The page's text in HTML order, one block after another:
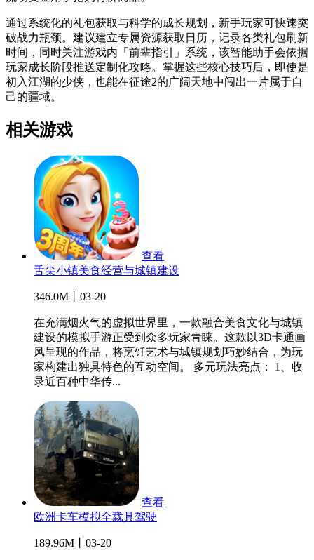
通过系统化的礼包获取与科学的成长规划，新手玩家可快速突
破战力瓶颈。建议建立专属资源获取日历，记录各类礼包刷新
时间，同时关注游戏内「前辈指引」系统，该智能助手会依据
玩家成长阶段推送定制化攻略。掌握这些核心技巧后，即使是
初入江湖的少侠，也能在征途2的广阔天地中闯出一片属于自
己的疆域。
相关游戏
查看
舌尖小镇美食经营与城镇建设
346.0M丨03-20
在充满烟火气的虚拟世界里，一款融合美食文化与城镇
建设的模拟手游正受到众多玩家青睐。这款以3D卡通画
风呈现的作品，将烹饪艺术与城镇规划巧妙结合，为玩
家构建出独具特色的互动空间。 多元玩法亮点： 1、收
录近百种中华传...
查看
欧洲卡车模拟全载具驾驶
189.96M丨03-20